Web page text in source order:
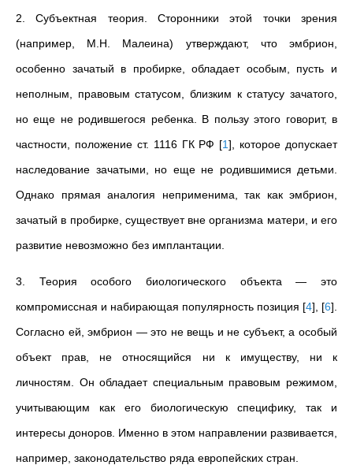
2. Субъектная теория. Сторонники этой точки зрения
(например, М.Н. Малеина) утверждают, что эмбрион,
особенно зачатый в пробирке, обладает особым, пусть и
неполным, правовым статусом, близким к статусу зачатого,
но еще не родившегося ребенка. В пользу этого говорит, в
частности, положение ст. 1116 ГК РФ [1] , которое допускает
наследование зачатыми, но еще не родившимися детьми.
Однако прямая аналогия неприменима, так как эмбрион,
зачатый в пробирке, существует вне организма матери, и его
развитие невозможно без имплантации.
3. Теория особого биологического объекта — это
компромиссная и набирающая популярность позиция [4] [6]
Согласно ей, эмбрион — это не вещь и не субъект, а особый
объект прав, не относящийся ни к имуществу, ни к
личностям. Он обладает специальным правовым режимом,
учитывающим как его биологическую специфику, так и
интересы доноров. Именно в этом направлении развивается,
например, законодательство ряда европейских стран.